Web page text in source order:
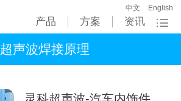
产品 方案 资讯
中文 English
超声波焊接原理